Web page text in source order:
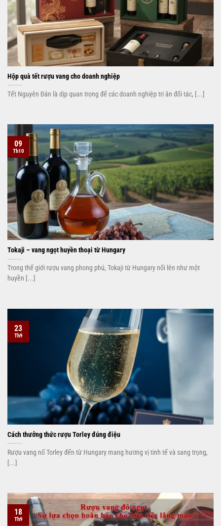
Hộp quà tết rượu vang cho doanh nghiệp
Tết Nguyên Đán là dịp quan trọng để các doanh nghiệp tri ân đối tác, [...]
Tokaji – vang ngọt huyền thoại từ Hungary
Trong thế giới rượu vang phong phú, Tokaji từ Hungary nổi lên như một
huyền [...]
09
Th10
Cách thưởng thức rượu Torley đúng điệu
Rượu vang nổ Torley đến từ Hungary mang hương vị tinh tế và sang trọng,
[...]
23
Th9
18
Th9